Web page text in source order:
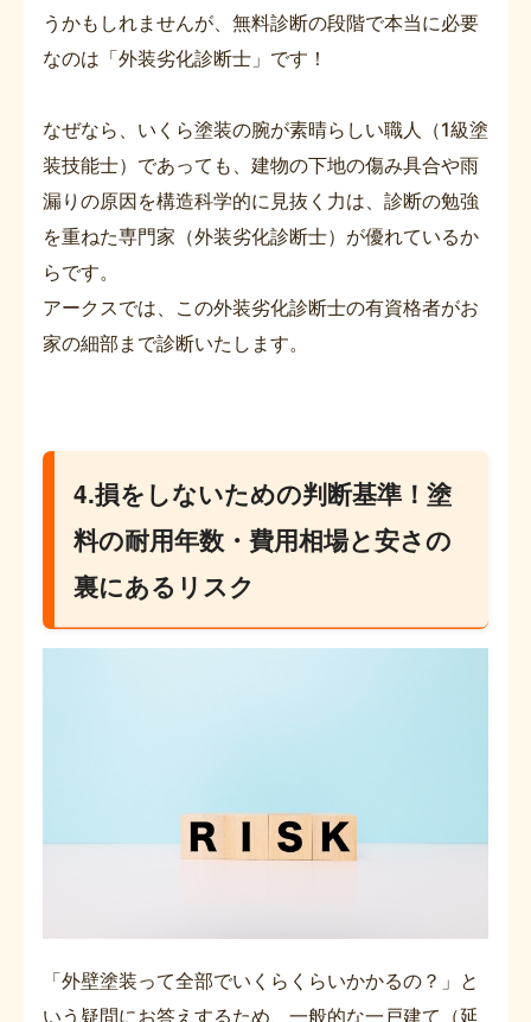
うかもしれませんが、無料診断の段階で本当に必要
なのは「外装劣化診断士」です！
なぜなら、いくら塗装の腕が素晴らしい職人（1級塗
装技能士）であっても、建物の下地の傷み具合や雨
漏りの原因を構造科学的に見抜く力は、診断の勉強
を重ねた専門家（外装劣化診断士）が優れているか
らです。
アークスでは、この外装劣化診断士の有資格者がお
家の細部まで診断いたします。
4.損をしないための判断基準！塗
料の耐用年数・費用相場と安さの
裏にあるリスク
「外壁塗装って全部でいくらくらいかかるの？」と
いう疑問にお答えするため、一般的な一戸建て（延